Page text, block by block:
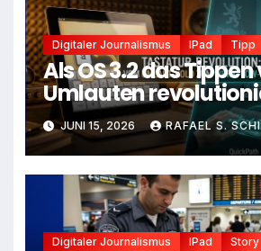
Digitaler Journalismus IPad Tipp
Als OS 3.2 das
Umlauten
JUNI 15, 2026 RAFAEL S.
Digitaler Journalismus IPad Story